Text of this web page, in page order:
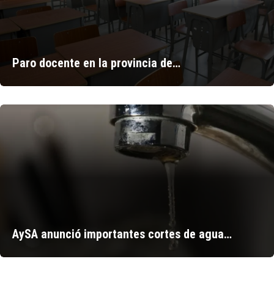
Paro docente en la provincia de…
AySA anunció importantes cortes de agua…